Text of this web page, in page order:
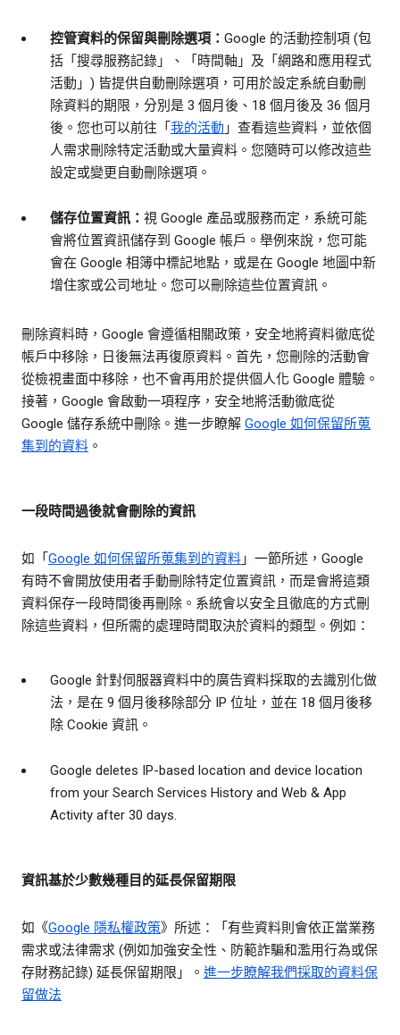
控管資料的保留與刪除選項： Google 的活動控制項 (包
括「搜尋服務記錄」、「時間軸」及「網路和應用程式
活動」) 皆提供自動刪除選項，可用於設定系統自動刪
除資料的期限，分別是 3 個月後、18 個月後及 36 個月
後。您也可以前往「 我的活動 」查看這些資料，並依個
人需求刪除特定活動或大量資料。您隨時可以修改這些
設定或變更自動刪除選項。
儲存位置資訊： 視 Google 產品或服務而定，系統可能
會將位置資訊儲存到 Google 帳戶。舉例來說，您可能
會在 Google 相簿中標記地點，或是在 Google 地圖中新
增住家或公司地址。您可以刪除這些位置資訊。
刪除資料時，Google 會遵循相關政策，安全地將資料徹底從
帳戶中移除，日後無法再復原資料。首先，您刪除的活動會
從檢視畫面中移除，也不會再用於提供個人化 Google 體驗。
接著，Google 會啟動一項程序，安全地將活動徹底從
Google 儲存系統中刪除。進一步瞭解 Google 如何保留所蒐
集到的資料 。
一段時間過後就會刪除的資訊
如「 Google 如何保留所蒐集到的資料 」一節所述，Google
有時不會開放使用者手動刪除特定位置資訊，而是會將這類
資料保存一段時間後再刪除。系統會以安全且徹底的方式刪
除這些資料，但所需的處理時間取決於資料的類型。例如：
Google 針對伺服器資料中的廣告資料採取的去識別化做
法，是在 9 個月後移除部分 IP 位址，並在 18 個月後移
除 Cookie 資訊。
Google deletes IP-based location and device location
from your Search Services History and Web & App
Activity after 30 days.
資訊基於少數幾種目的延長保留期限
如《Google 隱私權政策》所述：「有些資料則會依正當業務
需求或法律需求 (例如加強安全性、防範詐騙和濫用行為或保
存財務記錄) 延長保留期限」。 進一步瞭解我們採取的資料保
留做法